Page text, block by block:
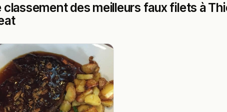
classement des meilleurs faux filets à